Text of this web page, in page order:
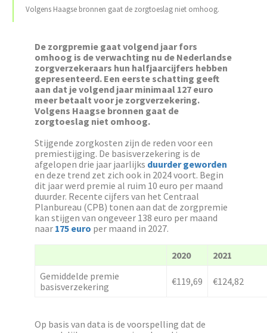
Volgens Haagse bronnen gaat de zorgtoeslag niet omhoog.
De zorgpremie gaat volgend jaar fors
omhoog is de verwachting nu de Nederlandse
zorgverzekeraars hun halfjaarcijfers hebben
gepresenteerd. Een eerste schatting geeft
aan dat je volgend jaar minimaal 127 euro
meer betaalt voor je zorgverzekering.
Volgens Haagse bronnen gaat de
zorgtoeslag niet omhoog.
Stijgende zorgkosten zijn de reden voor een
premiestijging. De basisverzekering is de
afgelopen drie jaar jaarlijks duurder geworden
en deze trend zet zich ook in 2024 voort. Begin
dit jaar werd premie al ruim 10 euro per maand
duurder. Recente cijfers van het Centraal
Planbureau (CPB) tonen aan dat de zorgpremie
kan stijgen van ongeveer 138 euro per maand
naar 175 euro per maand in 2027.
2020
2021
Gemiddelde premie
basisverzekering
€119,69 €124,82
Op basis van data is de voorspelling dat de